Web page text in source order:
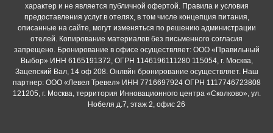
характер и не является публичной офертой. Правила и условия
предоставления услуг в отелях, в том числе концепция питания,
описанные на сайте, могут изменяться по решению администрации
отелей. Копирование материалов без письменного согласия
запрещено. Бронирование в офисе осуществляет: ООО «Правильный
Выбор» ИНН 6165191372, ОГРН 1146196111280 115054, г. Москва,
Зацепский Вал, 14 оф 208. Онлвйн бронирование осуществляет. Наш
партнер: ООО «Левел Тревел» ИНН 7716697924 ОГРН 1117746723808
121205, г. Москва, территория Инновационного центра «Сколково», ул.
Нобеля д.7, этаж 2, офис 26